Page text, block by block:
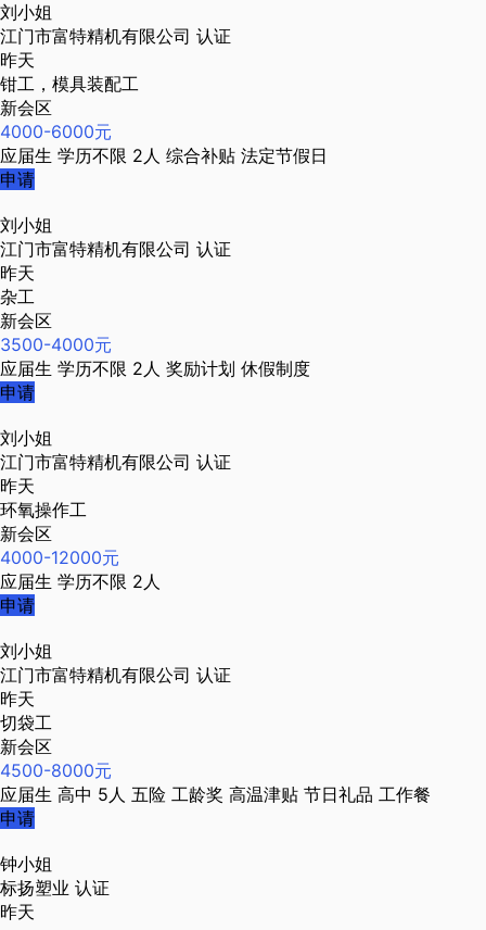
刘小姐
江门市富特精机有限公司 认证
昨天
钳工，模具装配工
新会区
4000-6000元
应届生 学历不限 2人 综合补贴 法定节假日
申请
刘小姐
江门市富特精机有限公司 认证
昨天
杂工
新会区
3500-4000元
应届生 学历不限 2人 奖励计划 休假制度
申请
刘小姐
江门市富特精机有限公司 认证
昨天
环氧操作工
新会区
4000-12000元
应届生 学历不限 2人
申请
刘小姐
江门市富特精机有限公司 认证
昨天
切袋工
新会区
4500-8000元
应届生 高中 5人 五险 工龄奖 高温津贴 节日礼品 工作餐
申请
钟小姐
标扬塑业 认证
昨天